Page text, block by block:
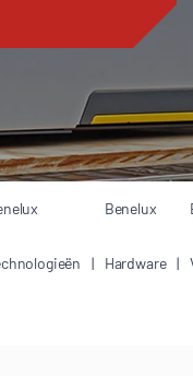
Benelux
Hardware